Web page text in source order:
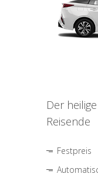
Der
Reisende
Festpreis